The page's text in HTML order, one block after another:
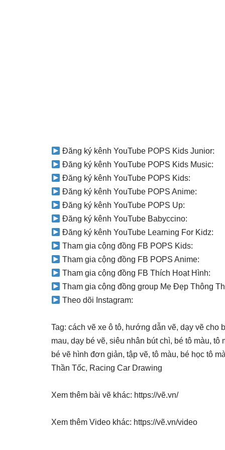
Đăng ký kênh YouTube POPS Kids Junior:
Đăng ký kênh YouTube POPS Kids Music:
Đăng ký kênh YouTube POPS Kids:
Đăng ký kênh YouTube POPS Anime:
Đăng ký kênh YouTube POPS Up:
Đăng ký kênh YouTube Babyccino:
Đăng ký kênh YouTube Learning For Kidz:
Tham gia cộng đồng FB POPS Kids:
Tham gia cộng đồng FB POPS Anime:
Tham gia cộng đồng FB Thích Hoạt Hình:
Tham gia cộng đồng group Mẹ Đẹp Thông
Theo dõi Instagram:
Tag: cách vẽ xe ô tô, hướng dẫn vẽ, dạy vẽ cho
mau, dạy bé vẽ, siêu nhân bút chì, bé tô màu,
bé vẽ hình đơn giản, tập vẽ, tô màu, bé học tô
Thần Tốc, Racing Car Drawing
Xem thêm bài vẽ khác: https://vẽ.vn/
Xem thêm Video khác: https://vẽ.vn/video